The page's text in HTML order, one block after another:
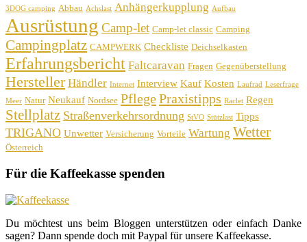
3DOG camping Abbau Achslast Anhängerkupplung Aufbau
Ausrüstung Camp-let Camp-let classic Camping
Campingplatz CAMPWERK Checkliste Deichselkasten
Erfahrungsbericht Faltcaravan Fragen Gegenüberstellung
Hersteller Händler Internet Interview Kauf Kosten Laufrad Leserfrage
Meer Natur Neukauf Nordsee PflegePraxistipps Raclet Regen
Stellplatz Straßenverkehrsordnung StVO Stützlast Tipps
TRIGANO Unwetter Versicherung Vorteile Wartung Wetter
Österreich
Für die Kaffeekasse spenden
Du möchtest uns beim Bloggen unterstützen oder einfach Danke
sagen? Dann spende doch mit Paypal für unsere Kaffeekasse.